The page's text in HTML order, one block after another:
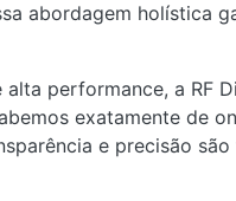
abordagem holística
performance, a RF
exatamente de
e precisão